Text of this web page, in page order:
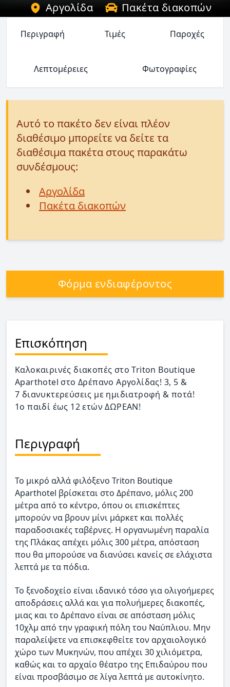
Αργολίδα Πακέτα διακοπών
Περιγραφή Τιμές Παροχές
Λεπτομέρειες Φωτογραφίες
Αυτό το πακέτο δεν είναι πλέον
διαθέσιμο μπορείτε να δείτε τα
διαθέσιμα πακέτα στους παρακάτω
συνδέσμους:
Αργολίδα
Πακέτα διακοπών
Φόρμα ενδιαφέροντος
Επισκόπηση
Καλοκαιρινές διακοπές στο Triton Boutique
Aparthotel στο Δρέπανο Αργολίδας! 3, 5 &
7 διανυκτερεύσεις με ημιδιατροφή & ποτά!
1ο παιδί έως 12 ετών ΔΩΡΕΑΝ!
Περιγραφή
Το μικρό αλλά φιλόξενο Triton Boutique
Aparthotel βρίσκεται στο Δρέπανο, μόλις 200
μέτρα από το κέντρο, όπου οι επισκέπτες
μπορούν να βρουν μίνι μάρκετ και πολλές
παραδοσιακές ταβέρνες. H οργανωμένη παραλία
της Πλάκας απέχει μόλις 300 μέτρα, απόσταση
που θα μπορούσε να διανύσει κανείς σε ελάχιστα
λεπτά με τα πόδια.
Το ξενοδοχείο είναι ιδανικό τόσο για ολιγοήμερες
αποδράσεις αλλά και για πολυήμερες διακοπές,
μιας και το Δρέπανο είναι σε απόσταση μόλις
10χλμ από την γραφική πόλη του Ναύπλιου. Mην
παραλείψετε να επισκεφθείτε τον αρχαιολογικό
χώρο των Μυκηνών, που απέχει 30 χιλιόμετρα,
καθώς και το αρχαίο θέατρο της Επιδαύρου που
είναι προσβάσιμο σε λίγα λεπτά με αυτοκίνητο.